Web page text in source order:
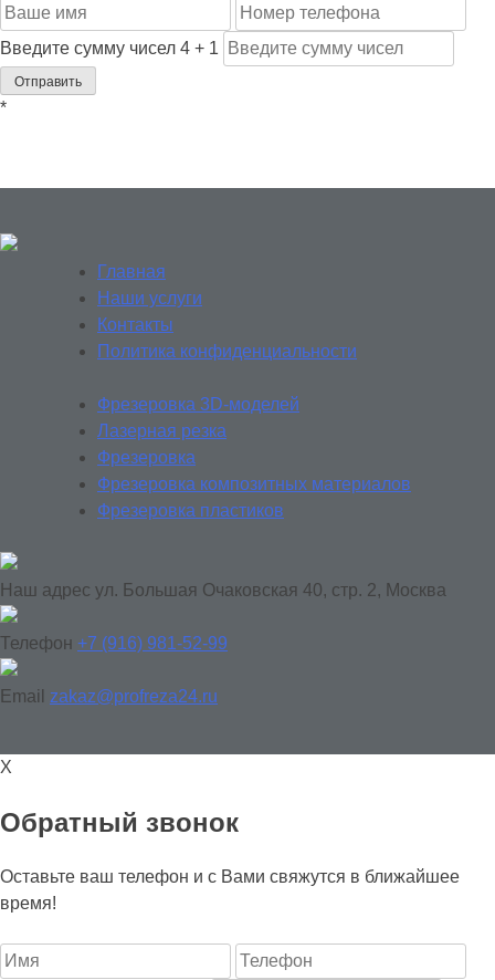
Введите сумму чисел 4 + 1
Отправить
*
Главная
Наши услуги
Контакты
Политика конфиденциальности
Фрезеровка 3D-моделей
Лазерная резка
Фрезеровка
Фрезеровка композитных материалов
Фрезеровка пластиков
Наш адрес ул. Большая Очаковская 40, стр. 2, Москва
Телефон +7 (916) 981-52-99
Email zakaz@profreza24.ru
X
Обратный звонок
Оставьте ваш телефон и с Вами свяжутся в ближайшее
время!